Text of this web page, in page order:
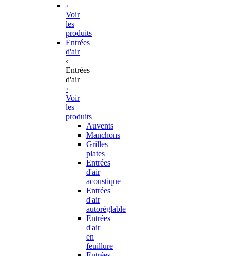
›
Voir
les
produits
Entrées
d'air
‹
Entrées
d'air
›
Voir
les
produits
Auvents
Manchons
Grilles
plates
Entrées
d'air
acoustique
Entrées
d'air
autoréglable
Entrées
d'air
en
feuillure